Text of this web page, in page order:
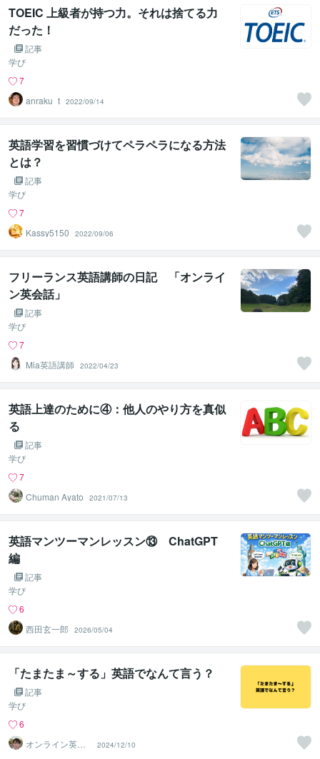
TOEIC 上級者が持つ力。それは捨てる力
だった！
記事
学び
7
anraku_t 2022/09/14
英語学習を習慣づけてペラペラになる方法
とは？
記事
学び
7
Kassy5150
2022/09/06
フリーランス英語講師の日記 「オンライ
ン英会話」
記事
学び
7
Mia英語講師 2022/04/23
英語上達のために④：他人のやり方を真似
る
記事
学び
7
Chuman Ayato
2021/07/13
英語マンツーマンレッスン⑬ ChatGPT
編
記事
学び
6
西田玄一郎
2026/05/04
「たまたま～する」英語でなんて言う？
記事
学び
6
オンライン英会
話講師Hazuki
2024/12/10